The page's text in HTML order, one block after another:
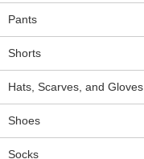
Pants
Shorts
Hats, Scarves, and Gloves
Shoes
Socks